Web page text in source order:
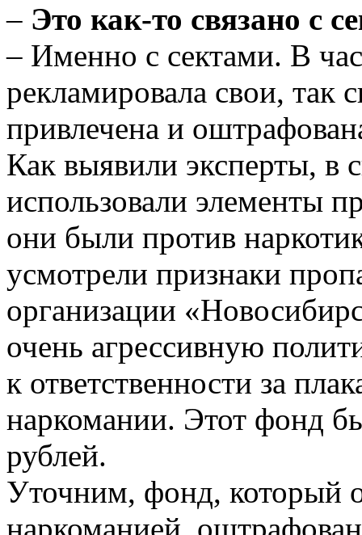
– Это как-то связано с
– Именно с сектами. В
рекламировала свои, так
привлечена и
Как выявили эксперты, в
использовали элементы
они были против
усмотрели признаки
организации
очень агрессивную
к ответственности за
наркомании. Этот фонд
рублей.
Уточним, фонд, который
наркоманией,